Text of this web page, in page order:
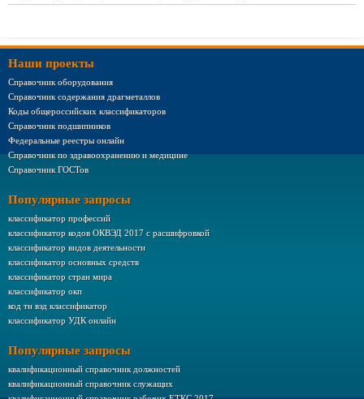
Наши проекты
Справочник оборудования
Справочник содержания драгметаллов
Коды общероссийских классификаторов
Справочник подшипников
Федеральные реестры онлайн
Справочник по здравоохранению и медицине
Справочник ГОСТов
Популярные запросы
классификатор профессий
классификатор кодов ОКВЭД 2017 с расшифровкой
классификатор видов деятельности
классификатор основных средств
классификатор стран мира
классификатор окп
код тн вэд классификатор
классификатор УДК онлайн
Популярные запросы
квалификационный справочник должностей
квалификационный справочник служащих